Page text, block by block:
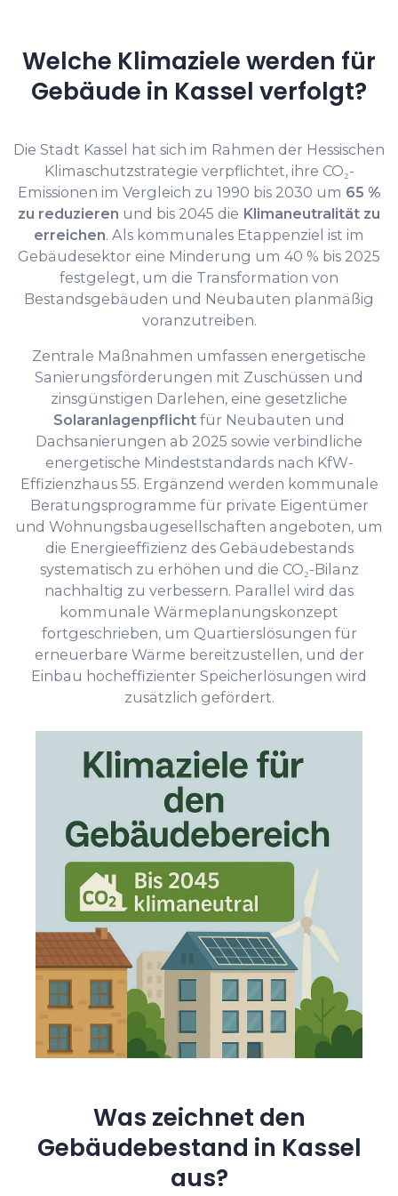
Welche Klimaziele werden für
Gebäude in Kassel verfolgt?
Die Stadt Kassel hat sich im Rahmen der Hessischen
Klimaschutzstrategie verpflichtet, ihre CO₂-
Emissionen im Vergleich zu 1990 bis 2030 um 65 %
zu reduzieren und bis 2045 die Klimaneutralität zu
erreichen. Als kommunales Etappenziel ist im
Gebäudesektor eine Minderung um 40 % bis 2025
festgelegt, um die Transformation von
Bestandsgebäuden und Neubauten planmäßig
voranzutreiben.
Zentrale Maßnahmen umfassen energetische
Sanierungsförderungen mit Zuschüssen und
zinsgünstigen Darlehen, eine gesetzliche
Solaranlagenpflicht für Neubauten und
Dachsanierungen ab 2025 sowie verbindliche
energetische Mindeststandards nach KfW-
Effizienzhaus 55. Ergänzend werden kommunale
Beratungsprogramme für private Eigentümer
und Wohnungsbaugesellschaften angeboten, um
die Energieeffizienz des Gebäudebestands
systematisch zu erhöhen und die CO₂-Bilanz
nachhaltig zu verbessern. Parallel wird das
kommunale Wärmeplanungskonzept
fortgeschrieben, um Quartierslösungen für
erneuerbare Wärme bereitzustellen, und der
Einbau hocheffizienter Speicherlösungen wird
zusätzlich gefördert.
Was zeichnet den
Gebäudebestand in Kassel
aus?